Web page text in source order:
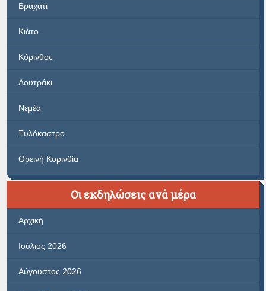
Βραχάτι
Κιάτο
Κόρινθος
Λουτράκι
Νεμέα
Ξυλόκαστρο
Ορεινή Κορινθία
Οι εκδηλώσεις ανά μέρα
Αρχική
Ιούλιος 2026
Αύγουστος 2026